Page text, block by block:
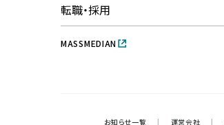
転職・採用
MASSMEDIAN
お知らせ一覧 | 運営会社 |